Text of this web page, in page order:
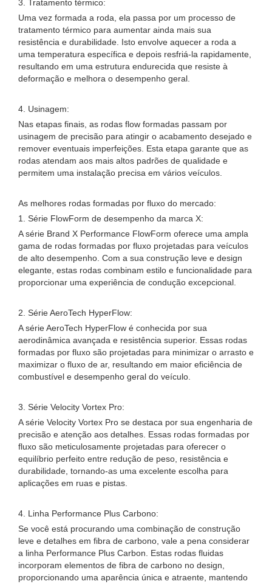
3. Tratamento térmico:
Uma vez formada a roda, ela passa por um processo de
tratamento térmico para aumentar ainda mais sua
resistência e durabilidade. Isto envolve aquecer a roda a
uma temperatura específica e depois resfriá-la rapidamente,
resultando em uma estrutura endurecida que resiste à
deformação e melhora o desempenho geral.
4. Usinagem:
Nas etapas finais, as rodas flow formadas passam por
usinagem de precisão para atingir o acabamento desejado e
remover eventuais imperfeições. Esta etapa garante que as
rodas atendam aos mais altos padrões de qualidade e
permitem uma instalação precisa em vários veículos.
As melhores rodas formadas por fluxo do mercado:
1. Série FlowForm de desempenho da marca X:
A série Brand X Performance FlowForm oferece uma ampla
gama de rodas formadas por fluxo projetadas para veículos
de alto desempenho. Com a sua construção leve e design
elegante, estas rodas combinam estilo e funcionalidade para
proporcionar uma experiência de condução excepcional.
2. Série AeroTech HyperFlow:
A série AeroTech HyperFlow é conhecida por sua
aerodinâmica avançada e resistência superior. Essas rodas
formadas por fluxo são projetadas para minimizar o arrasto e
maximizar o fluxo de ar, resultando em maior eficiência de
combustível e desempenho geral do veículo.
3. Série Velocity Vortex Pro:
A série Velocity Vortex Pro se destaca por sua engenharia de
precisão e atenção aos detalhes. Essas rodas formadas por
fluxo são meticulosamente projetadas para oferecer o
equilíbrio perfeito entre redução de peso, resistência e
durabilidade, tornando-as uma excelente escolha para
aplicações em ruas e pistas.
4. Linha Performance Plus Carbono:
Se você está procurando uma combinação de construção
leve e detalhes em fibra de carbono, vale a pena considerar
a linha Performance Plus Carbon. Estas rodas fluidas
incorporam elementos de fibra de carbono no design,
proporcionando uma aparência única e atraente, mantendo